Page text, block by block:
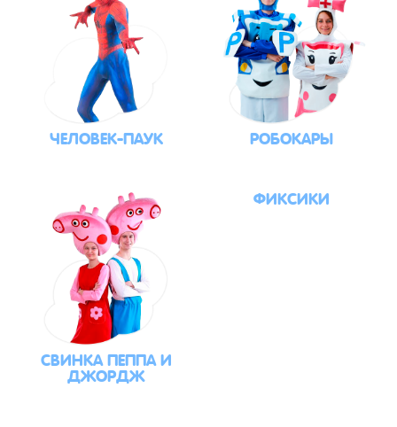
ЧЕЛОВЕК-ПАУК РОБОКАРЫ
СВИНКА ПЕППА И
ДЖОРДЖ
ФИКСИКИ